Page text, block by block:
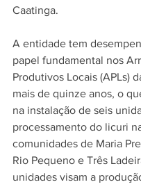
Caatinga.
A entidade tem
papel fundamental nos
Produtivos Locais (APLs)
mais de quinze anos, o
na instalação de seis
processamento do licuri
comunidades de Maria
Rio Pequeno e Três
unidades visam a